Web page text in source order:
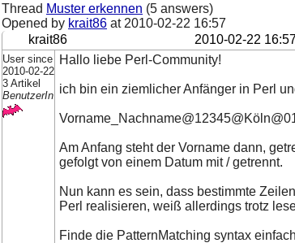
Thread Muster erkennen (5 answers)
Opened by krait86 at 2010-02-22 16:57
krait86
2010-02-22
User since
2010-02-22
3 Artikel
BenutzerIn
Hallo liebe Perl-Community!
ich bin ein ziemlicher Anfänger in Perl
Am Anfang steht der Vorname dann,
gefolgt von einem Datum mit / getrennt.
Nun kann es sein, dass bestimmte
Perl realisieren, weiß allerdings trotz
Finde die PatternMatching syntax